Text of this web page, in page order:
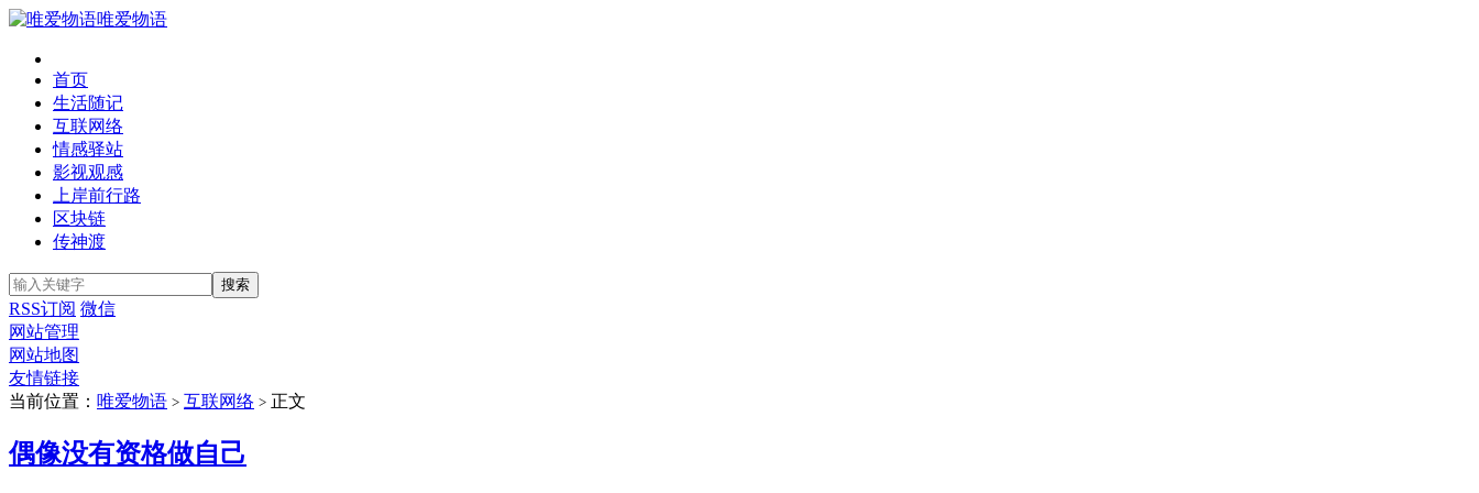
唯爱物语
首页
生活随记
互联网络
情感驿站
影视观感
上岸前行路
区块链
传神渡
RSS订阅 微信
网站管理
网站地图
友情链接
当前位置： 唯爱物语 > 互联网络 > 正文
偶像没有资格做自己